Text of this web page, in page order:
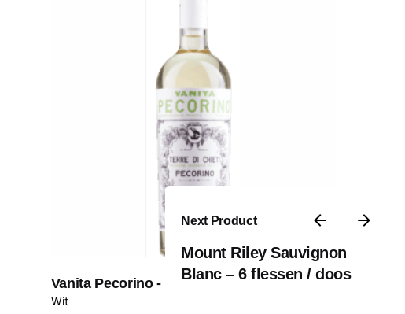
€62,50
Add to cart
Vanita Pecorino - 6 flessen / doos
Wit
Next Product
Mount Riley Sauvignon
Blanc – 6 flessen / doos